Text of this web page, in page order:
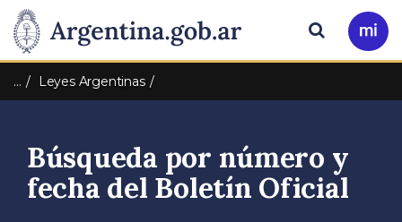
Presidencia
de
Nación
Pasar al contenido principal
Ir
a
Buscar
… Leyes Argentinas
Búsqueda por número y
fecha del Boletín Oficial